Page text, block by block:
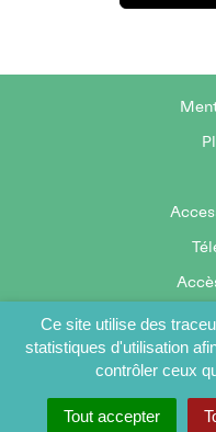
Ce site utilise des
statistiques d'utilisation
contrôler ceux
Tout accepter